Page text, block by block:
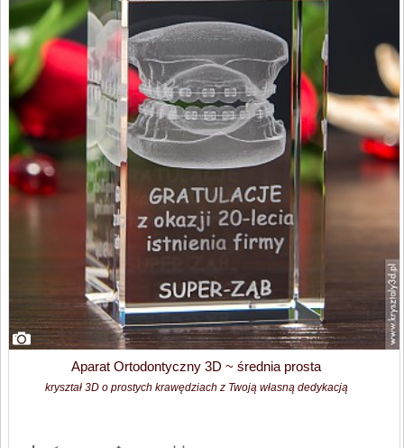
Aparat Ortodontyczny 3D ~ średnia prosta
kryształ 3D o prostych krawędziach z Twoją własną dedykacją